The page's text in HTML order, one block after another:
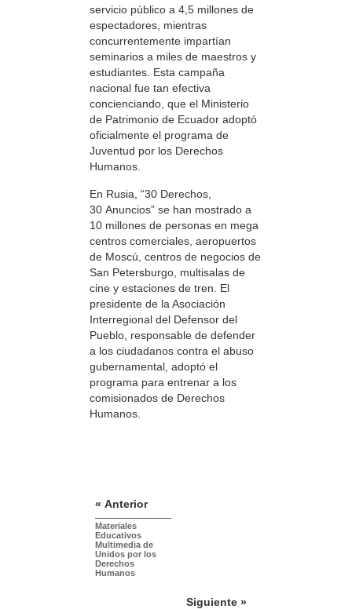
servicio público a 4,5 millones de
espectadores, mientras
concurrentemente impartían
seminarios a miles de maestros y
estudiantes. Esta campaña
nacional fue tan efectiva
concienciando, que el Ministerio
de Patrimonio de Ecuador adoptó
oficialmente el programa de
Juventud por los Derechos
Humanos.
En Rusia, “30 Derechos,
30 Anuncios” se han mostrado a
10 millones de personas en mega
centros comerciales, aeropuertos
de Moscú, centros de negocios de
San Petersburgo, multisalas de
cine y estaciones de tren. El
presidente de la Asociación
Interregional del Defensor del
Pueblo, responsable de defender
a los ciudadanos contra el abuso
gubernamental, adoptó el
programa para entrenar a los
comisionados de Derechos
Humanos.
« Anterior
Materiales
Educativos
Multimedia de
Unidos por los
Derechos
Humanos
Siguiente »